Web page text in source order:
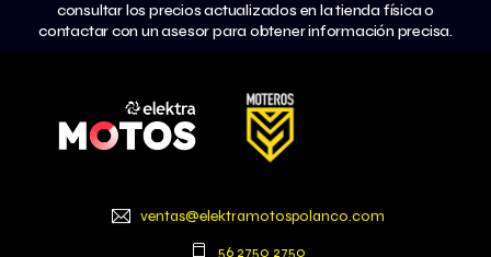
consultar los precios actualizados en la tienda física o
contactar con un asesor para obtener información precisa.
ventas@elektramotospolanco.com
56 2750 2750